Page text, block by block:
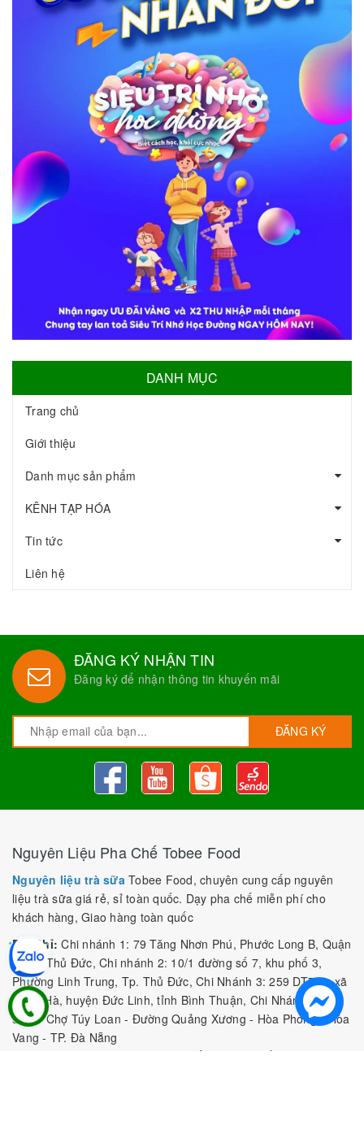
DANH MỤC
Trang chủ
Giới thiệu
Danh mục sản phẩm
KÊNH TẠP HÓA
Tin tức
Liên hệ
ĐĂNG KÝ NHẬN TIN
Đăng ký để nhận thông tin khuyến mãi
ĐĂNG KÝ
Nguyên Liệu Pha Chế Tobee Food
Nguyên liệu trà sữa Tobee Food, chuyên cung cấp nguyên
liệu trà sữa giá rẻ, sỉ toàn quốc. Dạy pha chế miễn phí cho
khách hàng, Giao hàng toàn quốc
Địa Chỉ: Chi nhánh 1: 79 Tăng Nhơn Phú, Phước Long B, Quận
9, TP. Thủ Đức, Chi nhánh 2: 10/1 đường số 7, khu phố 3,
Phường Linh Trung, Tp. Thủ Đức, Chi Nhánh 3: 259 DT766, xã
Đông Hà, huyện Đức Linh, tỉnh Bình Thuận, Chi Nhánh 4: Kiot
số 1 - Chợ Túy Loan - Đường Quảng Xương - Hòa Phong - Hòa
Vang - TP. Đà Nẵng
0316297519 do SKHDT Tp Hồ Chí Minh cấp ngày